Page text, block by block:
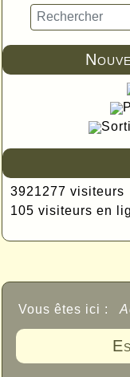
3921277 visiteurs
105 visiteurs en
Vous êtes ici :